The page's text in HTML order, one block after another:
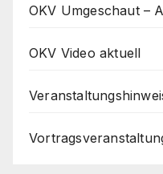
OKV Umgeschaut –
OKV Video aktuell